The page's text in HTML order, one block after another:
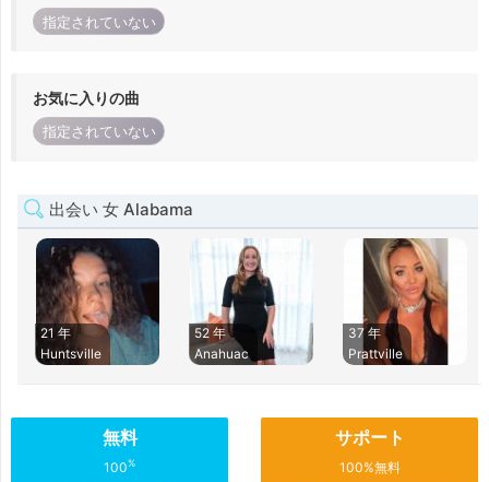
指定されていない
お気に入りの曲
指定されていない
出会い 女 Alabama
21 年
Huntsville
52 年
Anahuac
37 年
Prattville
無料
100%
サポート
100%無料